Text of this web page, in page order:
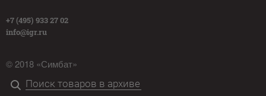
+7 (495) 933 27 02
info@igr.ru
© 2018 «Симбат»